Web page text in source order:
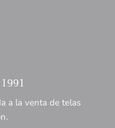
a la venta de telas